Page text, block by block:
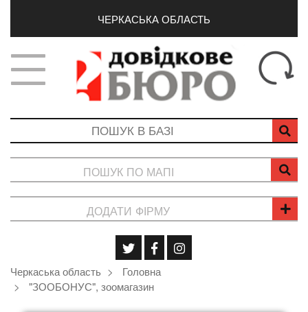
ЧЕРКАСЬКА ОБЛАСТЬ
ПОШУК ПО МАПІ
ДОДАТИ ФІРМУ
Черкаська область
Головна
"ЗООБОНУС", зоомагазин